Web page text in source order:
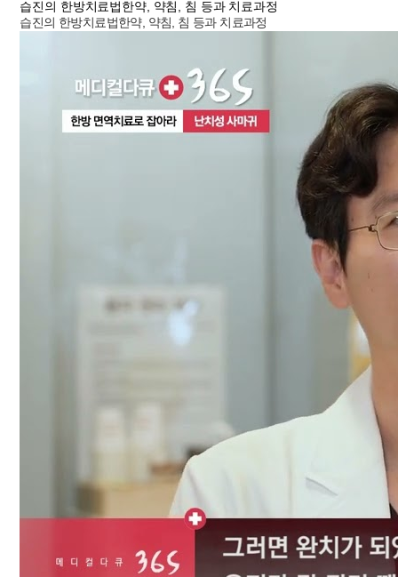
습진의 한방치료법한약, 약침, 침 등과 치료과정
습진의 한방치료법한약, 약침, 침 등과 치료과정